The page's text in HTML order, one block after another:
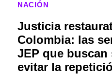
NACIÓN
Justicia
Colombia: las
JEP que
evitar la